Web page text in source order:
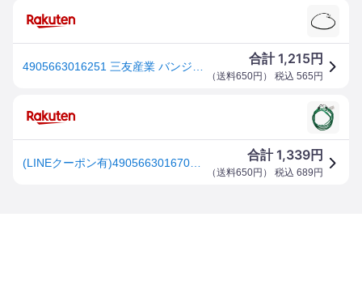
合計1,215円
（送料650円 ） 税込 565 円
合計1,339円
（送料650円 ） 税込 689 円